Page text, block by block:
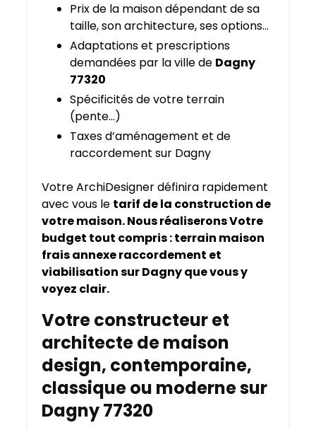
Prix de la maison dépendant de sa
taille, son architecture, ses options…
Adaptations et prescriptions
demandées par la ville de Dagny
77320
Spécificités de votre terrain
(pente…)
Taxes d’aménagement et de
raccordement sur Dagny
Votre ArchiDesigner définira rapidement
avec vous le tarif de la construction de
votre maison. Nous réaliserons Votre
budget tout compris : terrain maison
frais annexe raccordement et
viabilisation sur Dagny que vous y
voyez clair.
Votre constructeur et
architecte de maison
design, contemporaine,
classique ou moderne sur
Dagny 77320